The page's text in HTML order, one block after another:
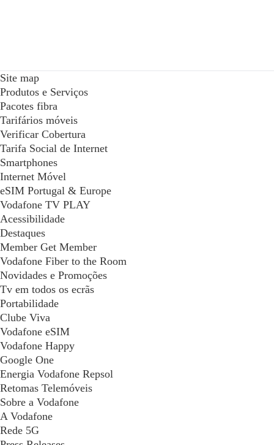
Site map
Produtos e Serviços
Pacotes fibra
Tarifários móveis
Verificar Cobertura
Tarifa Social de Internet
Smartphones
Internet Móvel
eSIM Portugal & Europe
Vodafone TV PLAY
Acessibilidade
Destaques
Member Get Member
Vodafone Fiber to the Room
Novidades e Promoções
Tv em todos os ecrãs
Portabilidade
Clube Viva
Vodafone eSIM
Vodafone Happy
Google One
Energia Vodafone Repsol
Retomas Telemóveis
Sobre a Vodafone
A Vodafone
Rede 5G